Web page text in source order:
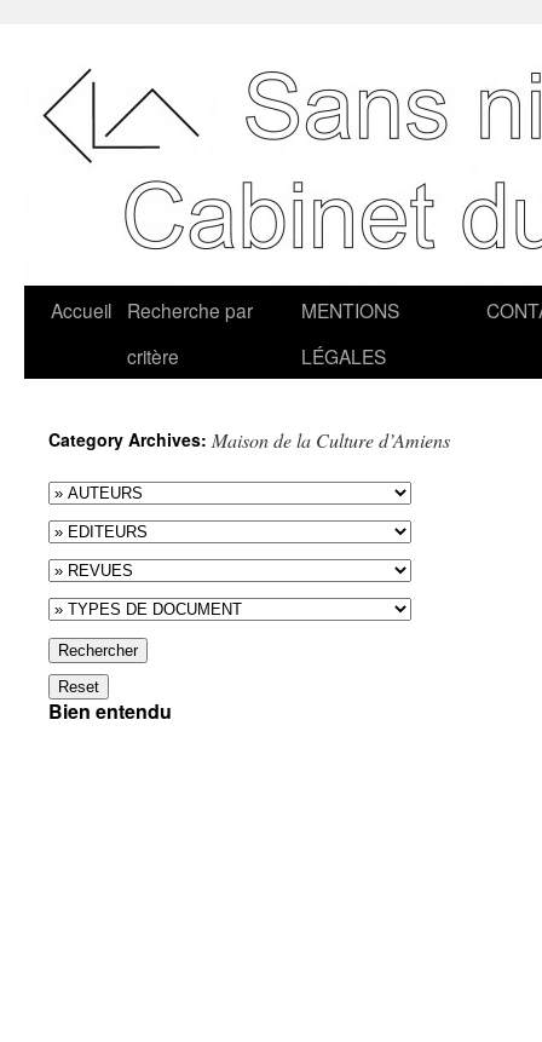
Accueil
Recherche par
critère
MENTIONS
LÉGALES
Category Archives: Maison de la Culture d’Amiens
Rechercher
Reset
Bien entendu